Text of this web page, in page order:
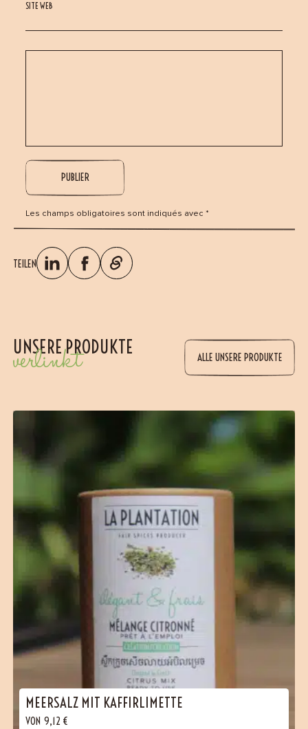
SITE WEB
Les champs obligatoires sont indiqués avec *
TEILEN
UNSERE PRODUKTE
verlinkt ALLE UNSERE PRODUKTE
MEERSALZ MIT KAFFIRLIMETTE
VON 9,12 €